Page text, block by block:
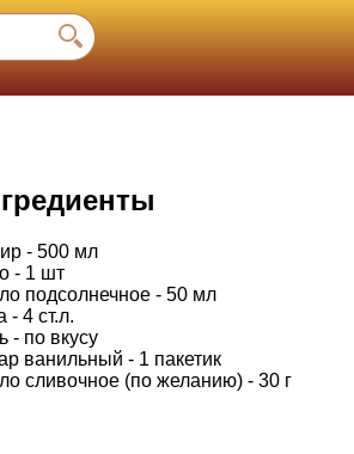
- 500 мл
- 1 шт
подсолнечное - 50 мл
- 4 ст.л.
- по вкусу
ванильный - 1 пакетик
сливочное (по желанию) - 30 г